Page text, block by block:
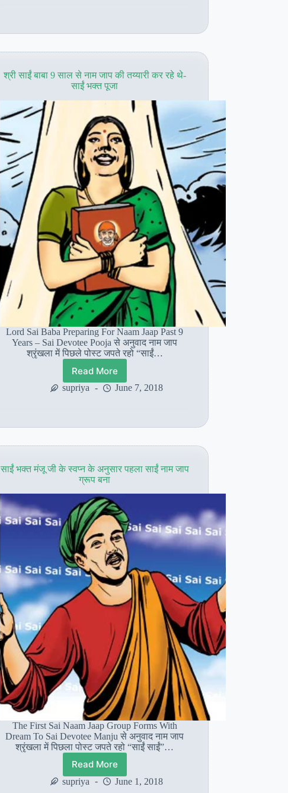
के
श्री साईं बाबा 9 साल से नाम जाप की तय्यारी कर रहे थे-
साईं भक्त पूजा
Lord Sai Baba Preparing For Naam Jaap Past 9
Years – Sai Devotee Pooja से अनुवाद नाम जाप
श्रृंखला में पिछले पोस्ट जपते रहो “साईं…
Read More
श्री
साईं
नाम
की
तय्यारी
रहे
थे-
साईं
भक्त
पूजा
supriya June 7, 2018
साईं भक्त मंजू जी के स्वप्न के अनुसार पहला साईं नाम जाप
ग्रूप बना
The First Sai Naam Jaap Group Forms With
Dream To Sai Devotee Manju से अनुवाद नाम जाप
श्रृंखला में पिछला पोस्ट जपते रहो “साईं साईं”…
Read More
साईं
भक्त
supriya June 1, 2018